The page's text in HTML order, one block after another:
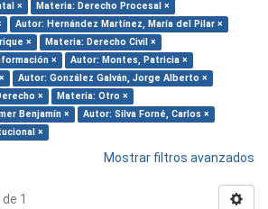
×
Materia: Derecho Procesal ×
Autor: Hernández Martínez, María del Pilar ×
×
Materia: Derecho Civil ×
×
Autor: Montes, Patricia ×
Autor: González Galván, Jorge Alberto ×
×
Materia: Otro ×
Benjamín ×
Autor: Silva Forné, Carlos ×
×
Mostrar filtros avanzados
1